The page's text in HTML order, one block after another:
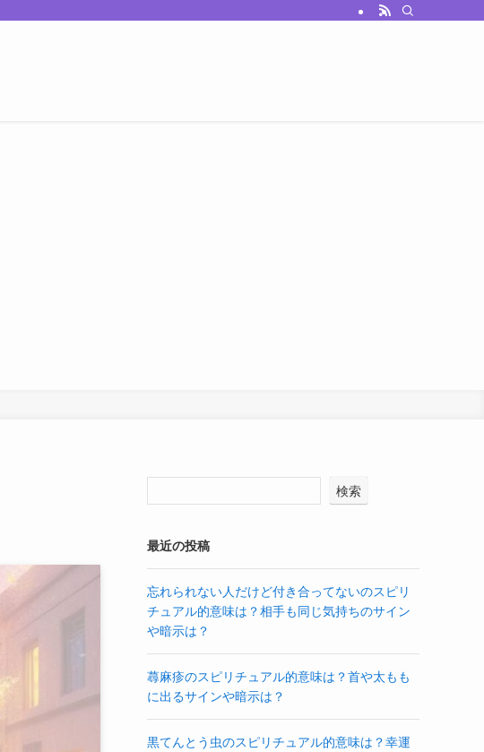
検索
最近の投稿
忘れられない人だけど付き合ってないのスピリ
チュアル的意味は？相手も同じ気持ちのサイン
や暗示は？
蕁麻疹のスピリチュアル的意味は？首や太もも
に出るサインや暗示は？
黒てんとう虫のスピリチュアル的意味は？幸運